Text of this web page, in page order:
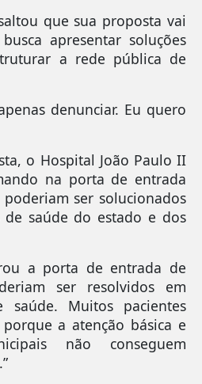
que sua proposta vai
apresentar soluções
a rede pública de
denunciar. Eu quero
o Hospital João Paulo II
na porta de entrada
ser solucionados
saúde do estado e dos
a porta de entrada de
ser resolvidos em
saúde. Muitos pacientes
a atenção básica e
não conseguem